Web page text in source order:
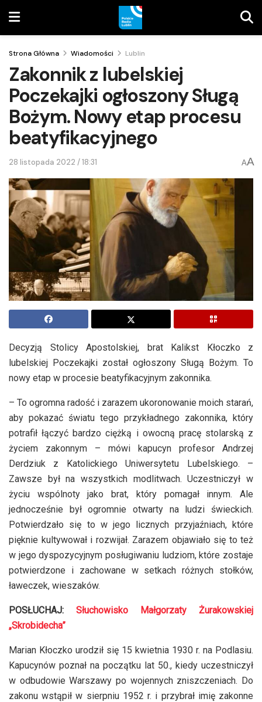
Strona Główna Wiadomości Lublin
Zakonnik z lubelskiej
Poczekajki ogłoszony Sługą
Bożym. Nowy etap procesu
beatyfikacyjnego
28 listopada 2022 / 18:31 AA
Decyzją Stolicy Apostolskiej, brat Kalikst Kłoczko z
lubelskiej Poczekajki został ogłoszony Sługą Bożym. To
nowy etap w procesie beatyfikacyjnym zakonnika.
– To ogromna radość i zarazem ukoronowanie moich starań,
aby pokazać światu tego przykładnego zakonnika, który
potrafił łączyć bardzo ciężką i owocną pracę stolarską z
życiem zakonnym – mówi kapucyn profesor Andrzej
Derdziuk z Katolickiego Uniwersytetu Lubelskiego. –
Zawsze był na wszystkich modlitwach. Uczestniczył w
życiu wspólnoty jako brat, który pomagał innym. Ale
jednocześnie był ogromnie otwarty na ludzi świeckich.
Potwierdzało się to w jego licznych przyjaźniach, które
pięknie kultywował i rozwijał. Zarazem objawiało się to też
w jego dyspozycyjnym posługiwaniu ludziom, które zostaje
potwierdzone i zachowane w setkach różnych stołków,
ławeczek, wieszaków.
POSŁUCHAJ: Słuchowisko Małgorzaty Żurakowskiej
„Skrobidecha”
Marian Kłoczko urodził się 15 kwietnia 1930 r. na Podlasiu.
Kapucynów poznał na początku lat 50., kiedy uczestniczył
w odbudowie Warszawy po wojennych zniszczeniach. Do
zakonu wstąpił w sierpniu 1952 r. i przybrał imię zakonne